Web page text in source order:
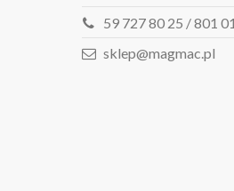
59 727 80 25 / 801
sklep@magmac.pl